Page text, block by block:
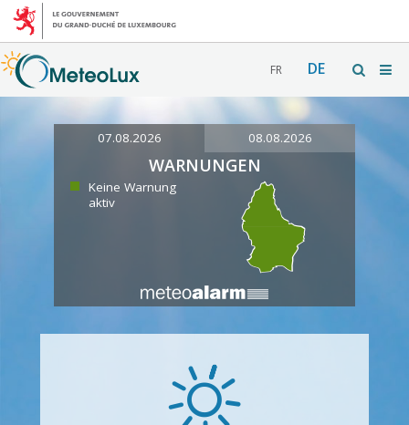
FR DE
07.08.2026 08.08.2026
WARNUNGEN
Keine Warnung
aktiv